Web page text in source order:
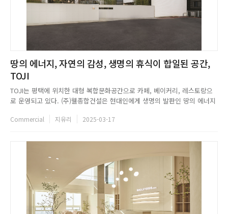
땅의 에너지, 자연의 감성, 생명의 휴식이 합일된 공간,
TOJI
TOJI는 평택에 위치한 대형 복합문화공간으로 카페, 베이커리, 레스토랑으
로 운영되고 있다. (주)웰종합건설은 현대인에게 생명의 발판인 땅의 에너지
된 공간 안에서 건축과 조경이 한데 어우러진 융합된 공간을 연출하였다. 1
Commercial 지유리 2025-03-17